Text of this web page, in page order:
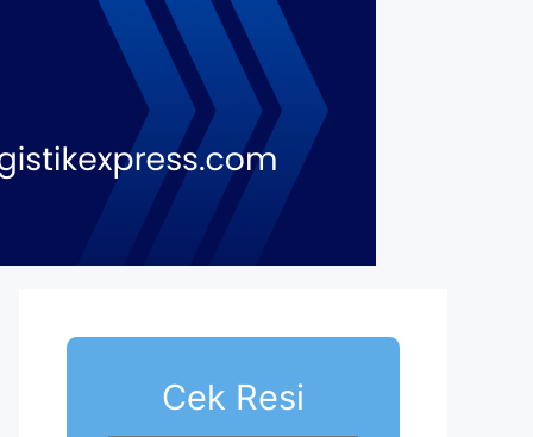
Cek Resi